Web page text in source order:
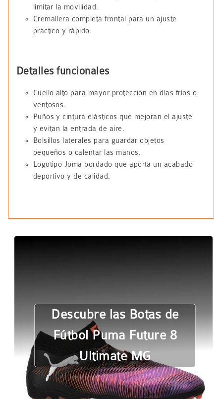
limitar la movilidad.
Cremallera completa frontal para un ajuste
práctico y rápido.
Detalles funcionales
Cuello alto para mayor protección en días fríos o
ventosos.
Puños y cintura elásticos que mejoran el ajuste
y evitan la entrada de aire.
Bolsillos laterales para guardar objetos
pequeños o calentar las manos.
Logotipo Joma bordado que aporta un acabado
deportivo y de calidad.
Descubre las Botas de
Fútbol Puma Future 8
Ultimate MG